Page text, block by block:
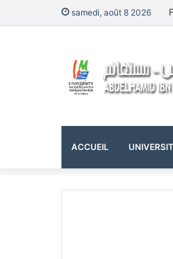
samedi, août 8 2026
ACCUEIL